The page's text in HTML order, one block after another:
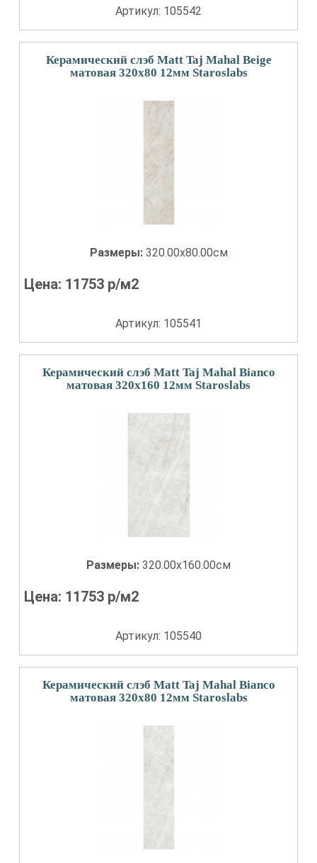
Артикул: 105542
Керамический слэб Matt Taj Mahal Beige
матовая 320x80 12мм Staroslabs
Размеры: 320.00x80.00см
Цена: 11753 р/м2
Артикул: 105541
Керамический слэб Matt Taj Mahal Bianco
матовая 320x160 12мм Staroslabs
Размеры: 320.00x160.00см
Цена: 11753 р/м2
Артикул: 105540
Керамический слэб Matt Taj Mahal Bianco
матовая 320x80 12мм Staroslabs